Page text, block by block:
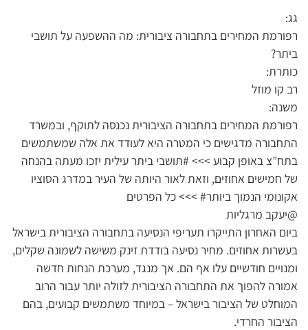
גג:
רפורמת המחירים בתחבורה ציבורית: מה ההשפעה על תושבי
ביתר?
כותרת:
רב קו מוזל
משנה:
רפורמת המחירים בתחבורה הציבורית נכנסה לתוקף, ובמשרד
התחבורה מדגישים כי המטרה היא לעודד את אלה שמשתמשים
בתח”צ באופן קבוע >>> #תושבי ביתר עילית יזכו מעתה בהנחה
של חמישים אחוזים, וזאת לאור היותה של העיר במדרג הסוציו
אקונומי הנמוך ביותר# >>> כל הפרטים
@יעקב מרגליות
ביום האחרון התייקרו תעריפי הנסיעה בתחבורה הציבורית בישראל
בעשרות אחוזים. מחיר נסיעה בודדת זינק משישה לשמונה שקלים,
ומנויים חודשיים עלו אף הם. אך מנגד, מערכת הנחות חדשה
אמורה להפוך את התחבורה הציבורית לזולה יותר עבור הרוב
המוחלט של הציבור בישראל – במיוחד משתמשים קבועים, בהם
הציבור החרדי.